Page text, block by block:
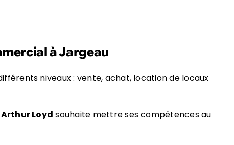
à Jargeau
niveaux : vente, achat, location de locaux
Arthur Loyd souhaite mettre ses compétences au